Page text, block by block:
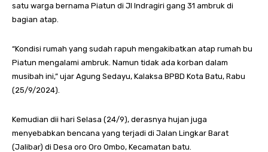
satu warga bernama Piatun di Jl Indragiri gang 31 ambruk di
bagian atap.
“Kondisi rumah yang sudah rapuh mengakibatkan atap rumah bu
Piatun mengalami ambruk. Namun tidak ada korban dalam
musibah ini,” ujar Agung Sedayu, Kalaksa BPBD Kota Batu, Rabu
(25/9/2024).
Kemudian dii hari Selasa (24/9), derasnya hujan juga
menyebabkan bencana yang terjadi di Jalan Lingkar Barat
(Jalibar) di Desa oro Oro Ombo, Kecamatan batu.